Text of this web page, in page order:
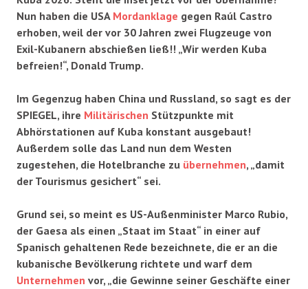
Nun haben die USA Mordanklage gegen Raúl Castro
erhoben, weil der vor 30 Jahren zwei Flugzeuge von
Exil-Kubanern abschießen ließ!! „Wir werden Kuba
befreien!“, Donald Trump.
Im Gegenzug haben China und Russland, so sagt es der
SPIEGEL, ihre Militärischen Stützpunkte mit
Abhörstationen auf Kuba konstant ausgebaut!
Außerdem solle das Land nun dem Westen
zugestehen, die Hotelbranche zu übernehmen, „damit
der Tourismus gesichert“ sei.
Grund sei, so meint es US-Außenminister Marco Rubio,
der Gaesa als einen „Staat im Staat“ in einer auf
Spanisch gehaltenen Rede bezeichnete, die er an die
kubanische Bevölkerung richtete und warf dem
Unternehmen vor, „die Gewinne seiner Geschäfte einer